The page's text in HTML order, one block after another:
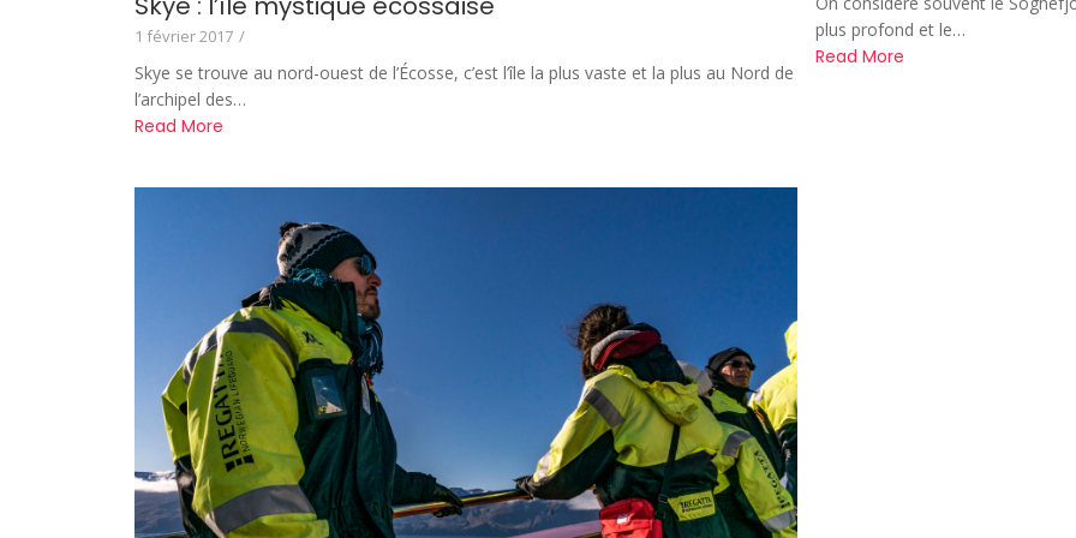
1 février 2017 /
Skye se trouve au nord-ouest de l’Écosse, c’est l’île la plus vaste et la plus au Nord de
l’archipel des…
Read More
plus profond et le…
Read More